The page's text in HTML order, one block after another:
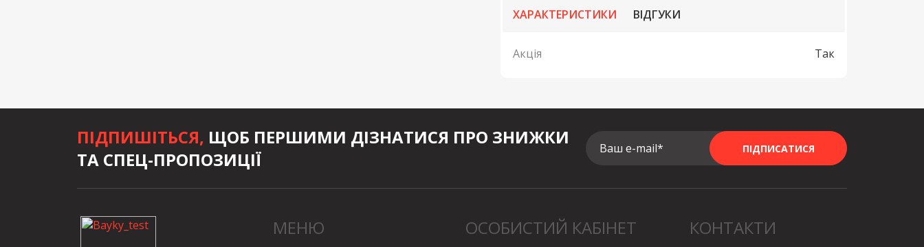
ХАРАКТЕРИСТИКИ ВІДГУКИ
Акція Так
ПІДПИШІТЬСЯ, ЩОБ ПЕРШИМИ ДІЗНАТИСЯ ПРО ЗНИЖКИ
ТА СПЕЦ-ПРОПОЗИЦІЇ
Ваш e-mail* ПІДПИСАТИСЯ
МЕНЮ ОСОБИСТИЙ КАБІНЕТ КОНТАКТИ